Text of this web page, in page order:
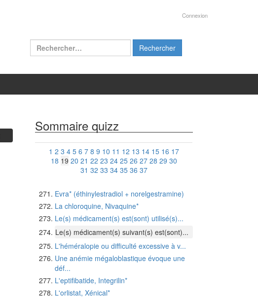
Connexion
Rechercher :
Sommaire quizz
1 2 3 4 5 6 7 8 9 10 11 12 13 14 15 16 17
18 19 20 21 22 23 24 25 26 27 28 29 30
31 32 33 34 35 36 37
Evra* (éthinylestradiol + norelgestramine)
La chloroquine, Nivaquine*
Le(s) médicament(s) est(sont) utilisé(s)...
Le(s) médicament(s) suivant(s) est(sont)...
L'héméralopie ou difficulté excessive à v...
Une anémie mégaloblastique évoque une
déf...
L'eptifibatide, Integrilin*
L'orlistat, Xénical*